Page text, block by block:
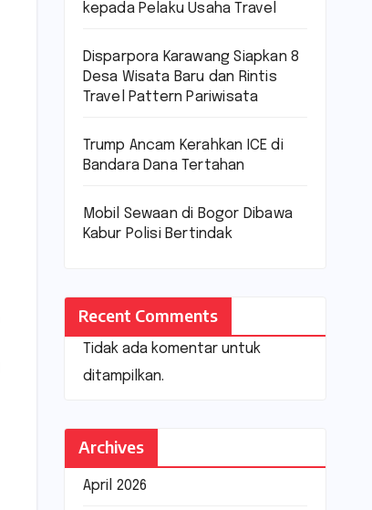
kepada Pelaku Usaha Travel
Disparpora Karawang Siapkan 8
Desa Wisata Baru dan Rintis
Travel Pattern Pariwisata
Trump Ancam Kerahkan ICE di
Bandara Dana Tertahan
Mobil Sewaan di Bogor Dibawa
Kabur Polisi Bertindak
Recent Comments
Tidak ada komentar untuk
ditampilkan.
Archives
April 2026